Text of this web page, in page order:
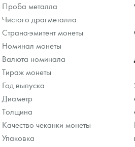
Проба металла
Чистого драгметалла
Страна-эмитент монеты
Номинал монеты
Валюта номинала
Тираж монеты
Год выпуска
Диаметр
Толщина
Качество чеканки монеты
Упаковка